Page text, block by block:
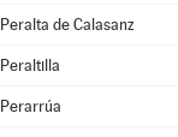
Peralta de Calasanz
Peraltilla
Perarrúa